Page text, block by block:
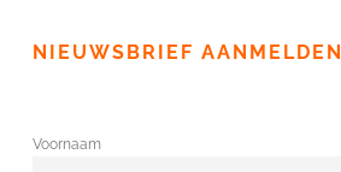
NIEUWSBRIEF AANMELDEN
Voornaam